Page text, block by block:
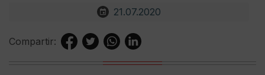
21.07.2020
Compartir: